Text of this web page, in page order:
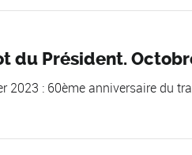
du Président.
2023 : 60ème anniversaire du